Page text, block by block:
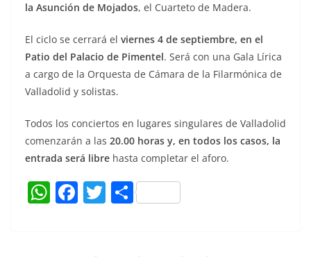
la Asunción de Mojados, el Cuarteto de Madera.
El ciclo se cerrará el viernes 4 de septiembre, en el
Patio del Palacio de Pimentel. Será con una Gala Lírica
a cargo de la Orquesta de Cámara de la Filarmónica de
Valladolid y solistas.
Todos los conciertos en lugares singulares de Valladolid
comenzarán a las 20.00 horas y, en todos los casos, la
entrada será libre hasta completar el aforo.
W F T C